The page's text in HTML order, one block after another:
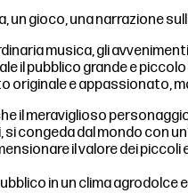
gioco, una narrazione
musica, gli
il pubblico grande e
e appassionato,
il meraviglioso
congeda dal mondo
il valore dei
in un clima agrodolce